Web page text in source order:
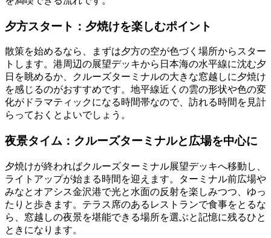
夕方スタート：夕焼けを楽しむポイント
散策を始めるなら、まずは夕方の空が色づく場所からスター
トします。港周辺の展望デッキから日本海の水平線に沈む夕
日を眺めるか、クルーズターミナルの大きな窓越しに夕焼け
を感じるのがおすすめです。地平線近くの雲の形状や色の変
化がドラマティックになる時間帯なので、訪れる時間を見計
らっておくとよいでしょう。
夜景タイム：クルーズターミナルと広場を中心に
夕焼けが終わればクルーズターミナル展望デッキへ移動し、
ライトアップが始まる時間を迎えます。ターミナル前広場や
みなとオアシス金沢港で光と水面の反射を楽しみつつ、ゆっ
たりと歩きます。テラス席のあるレストランで食事をとるな
ら、窓越しの夜景を堪能できる場所を選ぶと記憶に残るひと
ときになります。